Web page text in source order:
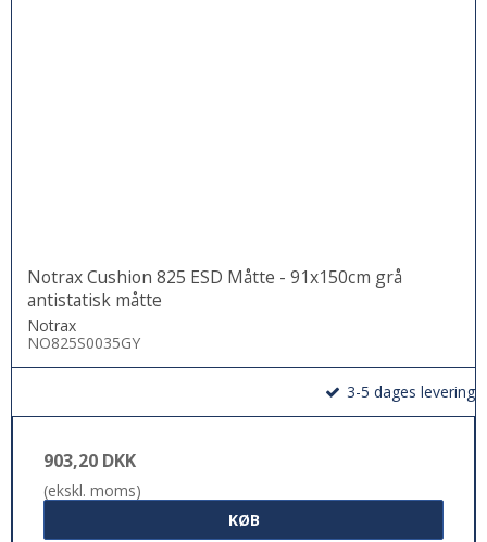
Notrax Cushion 825 ESD Måtte - 91x150cm grå
antistatisk måtte
Notrax
NO825S0035GY
3-5 dages levering
903,20 DKK
(ekskl. moms)
KØB